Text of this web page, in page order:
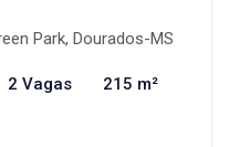
Park, Dourados-MS
2 Vagas 215 m²